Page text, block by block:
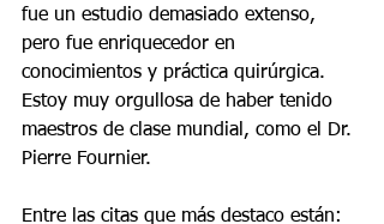
fue un estudio demasiado extenso,
pero fue enriquecedor en
conocimientos y práctica quirúrgica.
Estoy muy orgullosa de haber tenido
maestros de clase mundial, como el Dr.
Pierre Fournier.
Entre las citas que más destaco están: